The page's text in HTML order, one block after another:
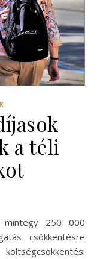
a téli
csökkentésre